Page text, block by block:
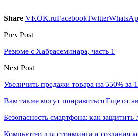
Share VKOK.ruFacebookTwitter
Prev Post
Резюме с Хабрасеминара, часть 1
Next Post
Увеличить продажи товара на 550% за
Вам также могут понравиться Еще от
Безопасность смартфона: как
Компьютер для стриминга и создания